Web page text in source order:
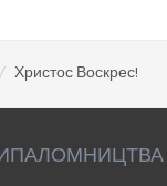
Христос Воскрес!
ПАЛОМНИЦТВА